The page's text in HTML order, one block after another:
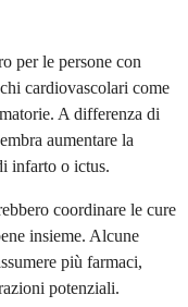
per le persone con
cardiovascolari come
A differenza di
aumentare la
infarto o ictus.
coordinare le cure
insieme. Alcune
più farmaci,
potenziali.